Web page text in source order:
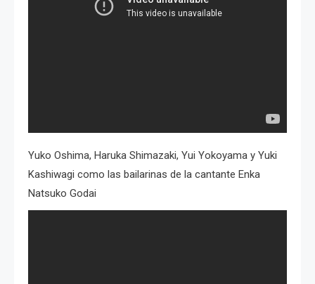
Yuko Oshima, Haruka Shimazaki, Yui Yokoyama y Yuki
Kashiwagi como las bailarinas de la cantante Enka
Natsuko Godai